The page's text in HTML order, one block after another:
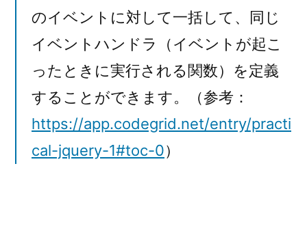
のイベントに対して一括して、同じ
イベントハンドラ（イベントが起こ
ったときに実行される関数）を定義
することができます。（参考：
https://app.codegrid.net/entry/practi
cal-jquery-1#toc-0）